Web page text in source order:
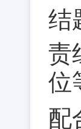
结
责
位
配